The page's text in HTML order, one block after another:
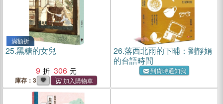
滿額折
25.黑糖的女兒
9
306
庫存：3
26.落西北雨的下晡：劉靜娟
的台語時間
到貨時通知我